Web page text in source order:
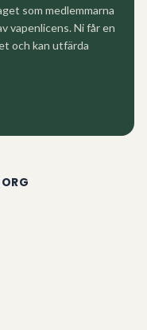
som medlemmarna
vapenlicens. Ni får en
och kan utfärda